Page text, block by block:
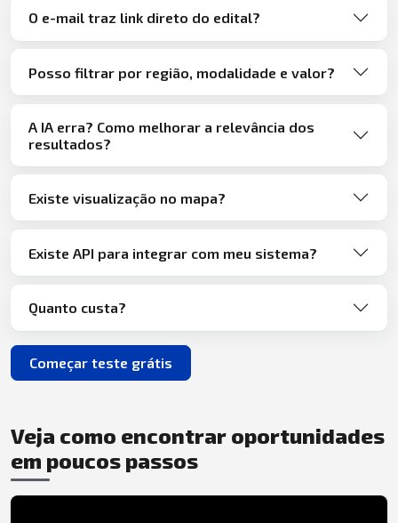
O e-mail traz link direto do edital?
Posso filtrar por região, modalidade e valor?
A IA erra? Como melhorar a relevância dos
resultados?
Existe visualização no mapa?
Existe API para integrar com meu sistema?
Quanto custa?
Começar teste grátis
Veja como encontrar oportunidades
em poucos passos